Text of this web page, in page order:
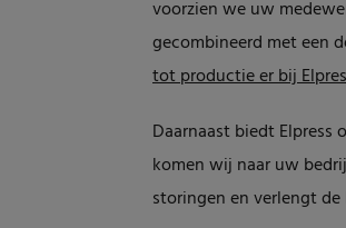
voorzien we uw
gecombineerd met een
tot productie er bij
Daarnaast biedt
komen wij naar uw
storingen en verlengt